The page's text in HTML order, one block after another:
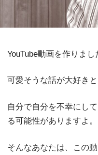
YouTube動画を作りまし
可愛そうな話が大好き
自分で自分を不幸にし
る可能性がありますよ。
そんなあなたは、この